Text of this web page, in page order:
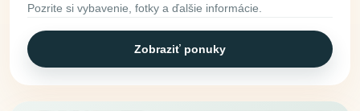
Pozrite si vybavenie, fotky a ďalšie informácie.
Zobraziť ponuky